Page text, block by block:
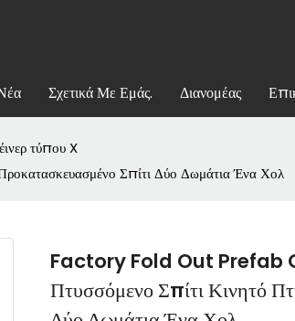
Σχετικά Με Εμάς. Διανομέας
τύπου X
Σπίτι Δύο Δωμάτια Ένα Χολ
Factory Fold Out Prefab
Πτυσσόμενο Σπίτι Κινητό